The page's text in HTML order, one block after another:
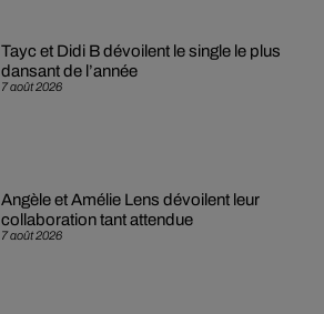
7 août 2026
Tayc et Didi B dévoilent le single le plus
dansant de l’année
7 août 2026
Angèle et Amélie Lens dévoilent leur
collaboration tant attendue